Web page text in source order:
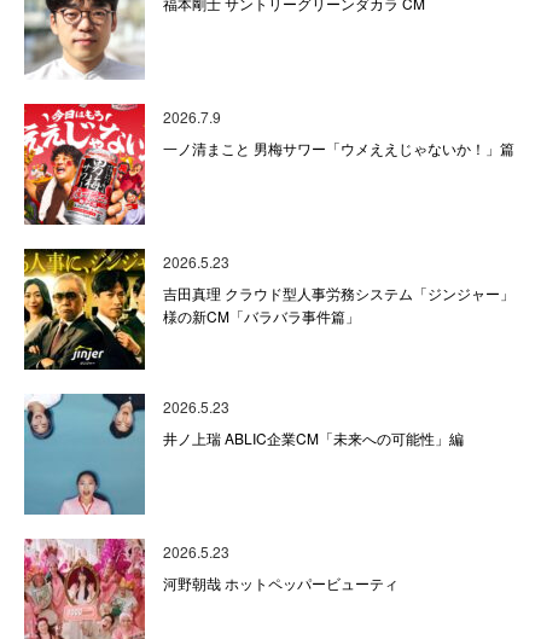
2026.7.9
一ノ清まこと 男梅サワー「ウメええじゃないか！」篇
2026.5.23
吉田真理 クラウド型人事労務システム「ジンジャー」
様の新CM「バラバラ事件篇」
2026.5.23
井ノ上瑞 ABLIC企業CM「未来への可能性」編
2026.5.23
河野朝哉 ホットペッパービューティ